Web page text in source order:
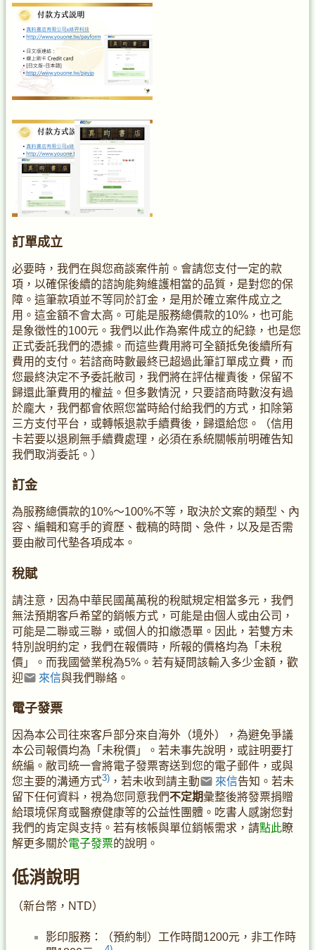
訂單成立
必要時，我們在與您商談案件前。會請您支付一定的款
項，以確保後續的諮詢能夠維護相當的品質，是對您的保
障。這筆款項並不等同於訂金，是用於確立案件成立之
用。這金額不會太高。可能是服務總價款的10%，也可能
是象徵性的100元。我們以此作為案件成立的紀錄，也是您
正式委託我們的憑據。而這些費用將可全額抵免後續所有
費用的支付。若諮商時數最終已超過此筆訂單成立費，而
您最終決定不予委託敝司，我們將在評估權責後，保留不
歸還此筆費用的權益。但多數情況，只要諮商時數沒有過
於龐大，我們都會依照您當時給付給我們的方式，扣除第
三方支付平台，或轉帳退款手續費後，歸還給您。（信用
卡若要以退刷無手續費處理，必須在系統關帳前明確告知
我們取消委託。）
訂金
為服務總價款的10%～100%不等，取決於文案的類型、內
容、編輯和寫手的資歷、截稿的時間、急件，以及是否需
要由敝司代墊各項成本。
稅賦
請注意，因為中華民國萬萬稅的稅賦規定相當多元，我們
無法預期客戶希望的銷帳方式，可能是由個人或由公司，
可能是二聯或三聯，或個人的扣繳憑單。因此，若雙方未
特別說明約定，我們在報價時，所報的價格均為「未稅
價」。而我國營業稅為5%。若有疑問該輸入多少金額，歡
迎
來信與我們聯絡。
電子發票
因為本公司往來客戶部分來自海外（境外），為避免爭議
本公司報價均為「未稅價」。若未事先說明，或註明要打
統編。敝司統一會將電子發票寄送到您的電子郵件，或與
您主要的溝通方式3) ，若未收到請主動 來信告知。若未
留下任何資料，視為您同意我們不定期彙整後將發票捐贈
給環境保育或醫療健康等的公益性團體。吃書人感謝您對
我們的肯定與支持。若有核帳與單位銷帳需求，請點此瞭
解更多關於電子發票的說明。
低消說明
（新台幣，NTD）
影印服務：（預約制）工作時間1200元，非工作時